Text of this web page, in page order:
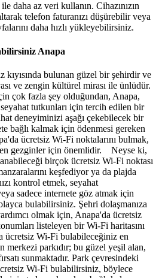
daha az veri kullanın. Cihazınızın
telefon faturanızı düşürebilir veya
daha hızlı yükleyebilirsiniz.
Anapa
kıyısında bulunan güzel bir şehirdir ve
ve zengin kültürel mirası ile ünlüdür.
çok fazla şey olduğundan, Anapa,
tutkunları için tercih edilen bir
deneyiminizi aşağı çekebilecek bir
bağlı kalmak için ödenmesi gereken
ücretsiz Wi-Fi noktalarını bulmak,
gezginler için önemlidir. Neyse ki,
birçok ücretsiz Wi-Fi noktası
keşfediyor ya da plajda
kontrol etmek, seyahat
sadece internete göz atmak için
bulabilirsiniz. Şehri dolaşmanıza
olmak için, Anapa'da ücretsiz
listeleyen bir Wi-Fi haritasını
Wi-Fi bulabileceğiniz en
merkezi parkıdır; bu güzel yeşil alan,
sunmaktadır. Park çevresindeki
Wi-Fi bulabilirsiniz, böylece